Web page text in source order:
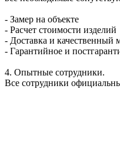
- Замер на объекте
- Расчет стоимости изделий
- Доставка и качественный
- Гарантийное и
4. Опытные сотрудники.
Все сотрудники